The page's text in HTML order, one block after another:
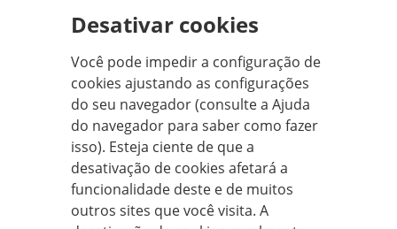
Desativar cookies
Você pode impedir a configuração de
cookies ajustando as configurações
do seu navegador (consulte a Ajuda
do navegador para saber como fazer
isso). Esteja ciente de que a
desativação de cookies afetará a
funcionalidade deste e de muitos
outros sites que você visita. A